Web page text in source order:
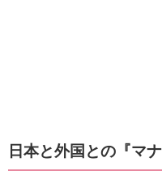
日本と外国との『マ